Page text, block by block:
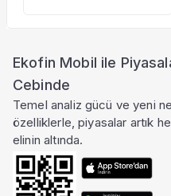
Ekofin Mobil ile
Cebinde
Temel analiz gücü ve yeni
özelliklerle, piyasalar artık
elinin altında.